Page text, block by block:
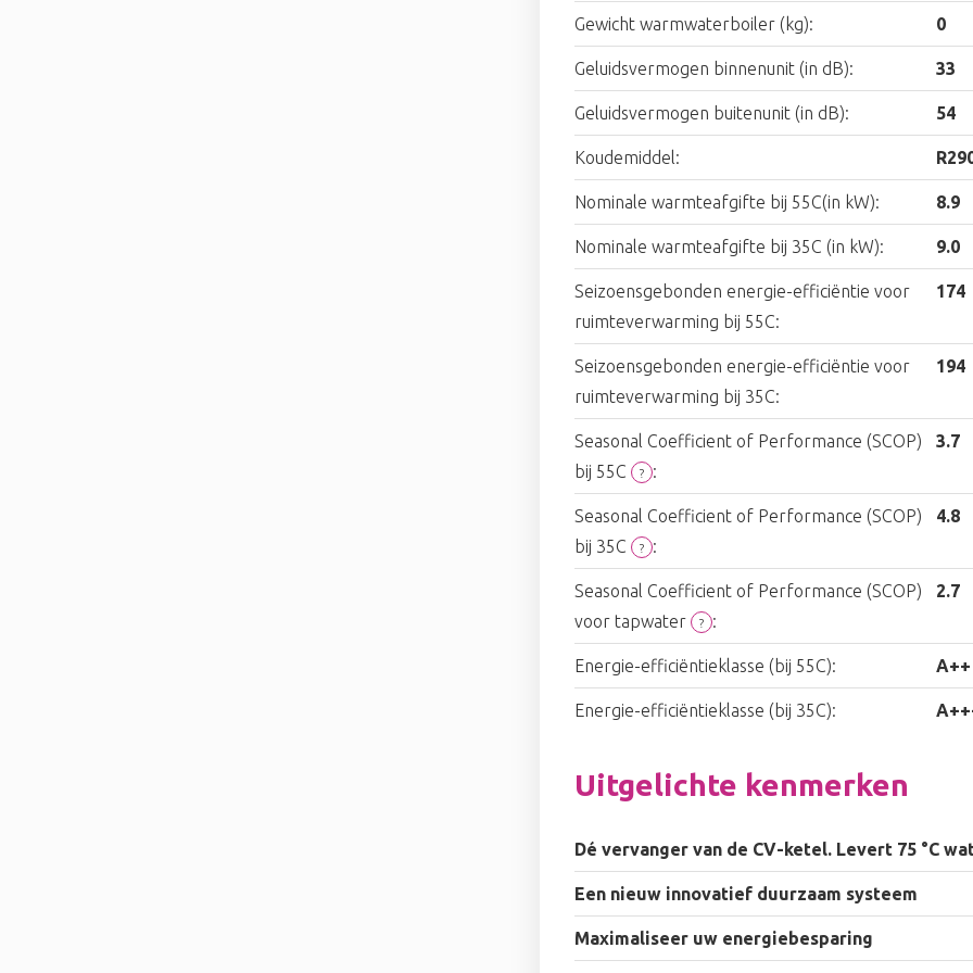
Gewicht warmwaterboiler (kg): 0
Geluidsvermogen binnenunit (in dB): 33
Geluidsvermogen buitenunit (in dB): 54
Koudemiddel:
Nominale warmteafgifte bij 55C(in kW): 8.9
Nominale warmteafgifte bij 35C (in kW): 9.0
Seizoensgebonden energie-efficiëntie voor
ruimteverwarming bij 55C:
174
Seizoensgebonden energie-efficiëntie voor
ruimteverwarming bij 35C:
194
Seasonal Coefficient of Performance (SCOP)
bij 55C
? :
3.7
Seasonal Coefficient of Performance (SCOP)
bij 35C
? :
4.8
Seasonal Coefficient of Performance (SCOP)
voor tapwater
? :
2.7
Energie-efficiëntieklasse (bij 55C): A++
Energie-efficiëntieklasse (bij 35C):
Uitgelichte kenmerken
Dé vervanger van de CV-ketel. Levert 75 °C
Een nieuw innovatief duurzaam systeem
Maximaliseer uw energiebesparing